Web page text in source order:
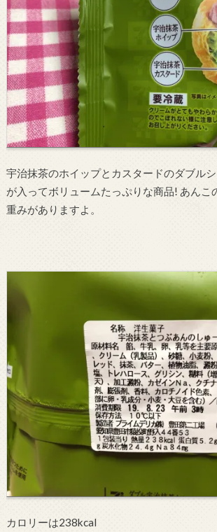
宇治抹茶のホイップとカスタードのダブル
が入ってボリュームたっぷりな商品! あんこ
重みがありますよ。
カロリーは238kcal